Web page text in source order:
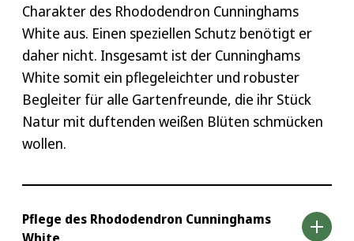
Charakter des Rhododendron Cunninghams
White aus. Einen speziellen Schutz benötigt er
daher nicht. Insgesamt ist der Cunninghams
White somit ein pflegeleichter und robuster
Begleiter für alle Gartenfreunde, die ihr Stück
Natur mit duftenden weißen Blüten schmücken
wollen.
Pflege des Rhododendron Cunninghams